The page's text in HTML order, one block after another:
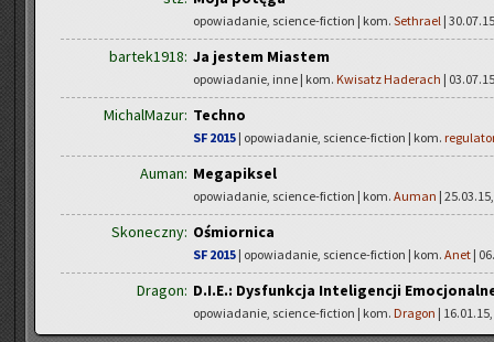
opowiadanie, science-fiction | kom. Sethrael |
bartek1918: Ja jestem Miastem
opowiadanie, inne | kom. Kwisatz Haderach |
MichalMazur: Techno
SF 2015 | opowiadanie, science-fiction | kom.
Auman: Megapiksel
opowiadanie, science-fiction | kom. Auman |
Skoneczny: Ośmiornica
SF 2015 | opowiadanie, science-fiction | kom. Anet |
Dragon: D.I.E.: Dysfunkcja Inteligencji
opowiadanie, science-fiction | kom. Dragon |